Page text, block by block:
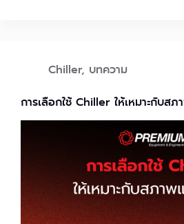
Chiller, บทความ
การเลือกใช้ Chiller ให้เหมาะกับส